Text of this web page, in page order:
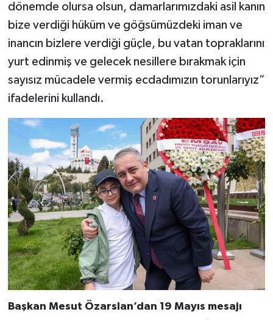
dönemde olursa olsun, damarlarımızdaki asil kanın
bize verdiği hüküm ve göğsümüzdeki iman ve
inancın bizlere verdiği güçle, bu vatan topraklarını
yurt edinmiş ve gelecek nesillere bırakmak için
sayısız mücadele vermiş ecdadımızın torunlarıyız”
ifadelerini kullandı.
Başkan Mesut Özarslan’dan 19 Mayıs mesajı